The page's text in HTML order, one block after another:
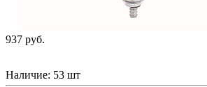
937 руб.
Наличие: 53 шт